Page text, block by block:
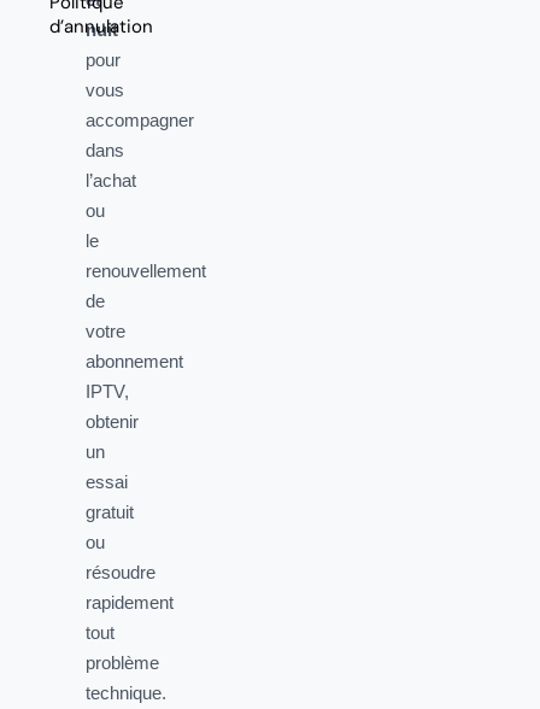
d’annulation
nuit
pour
vous
accompagner
dans
l’achat
ou
le
renouvellement
de
votre
abonnement
IPTV,
obtenir
un
essai
gratuit
ou
résoudre
rapidement
tout
problème
technique.